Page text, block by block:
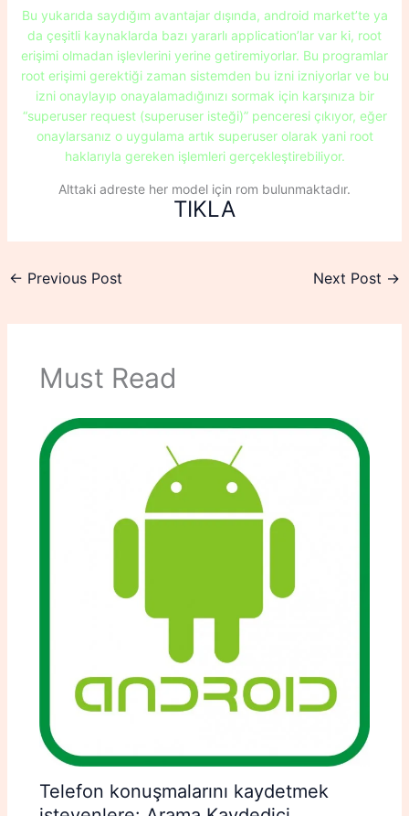
Bu yukarıda saydığım avantajar dışında, android market’te ya
da çeşitli kaynaklarda bazı yararlı application’lar var ki, root
erişimi olmadan işlevlerini yerine getiremiyorlar. Bu programlar
root erişimi gerektiği zaman sistemden bu izni izniyorlar ve bu
izni onaylayıp onayalamadığınızı sormak için karşınıza bir
“superuser request (superuser isteği)” penceresi çıkıyor, eğer
onaylarsanız o uygulama artık superuser olarak yani root
haklarıyla gereken işlemleri gerçekleştirebiliyor.
Alttaki adreste her model için rom bulunmaktadır.
TIKLA
← Previous Post Next Post →
Must Read
Telefon konuşmalarını kaydetmek